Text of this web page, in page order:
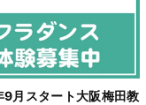
月スタート大阪梅田教